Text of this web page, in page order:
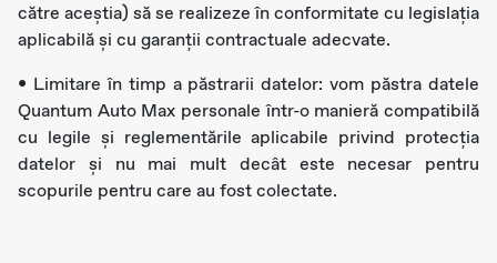
către aceştia) să se realizeze în conformitate cu legislația
aplicabilă și cu garanții contractuale adecvate.
• Limitare în timp a păstrarii datelor: vom păstra datele
Quantum Auto Max personale într-o manieră compatibilă
cu legile și reglementările aplicabile privind protecția
datelor și nu mai mult decât este necesar pentru
scopurile pentru care au fost colectate.